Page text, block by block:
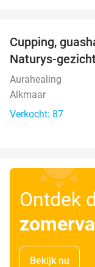
Cupping,
Naturys-
Aurahealing
Alkmaar
Verkocht: 87
Ontdek
Bekijk nu